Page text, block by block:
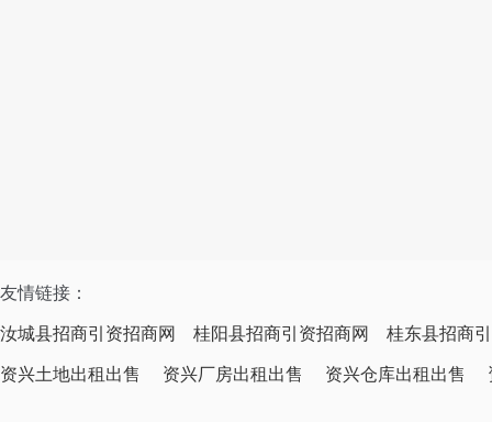
友情链接：
汝城县招商引资招商网 桂阳县招商引资招商网 桂东县招商
资兴土地出租出售 资兴厂房出租出售 资兴仓库出租出售